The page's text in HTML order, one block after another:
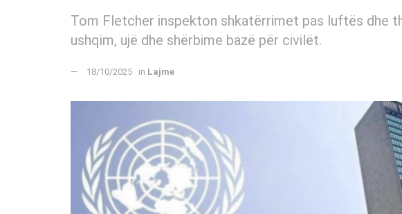
Tom Fletcher inspekton shkatërrimet pas luftës dhe
ushqim, ujë dhe shërbime bazë për civilët.
18/10/2025 in Lajme